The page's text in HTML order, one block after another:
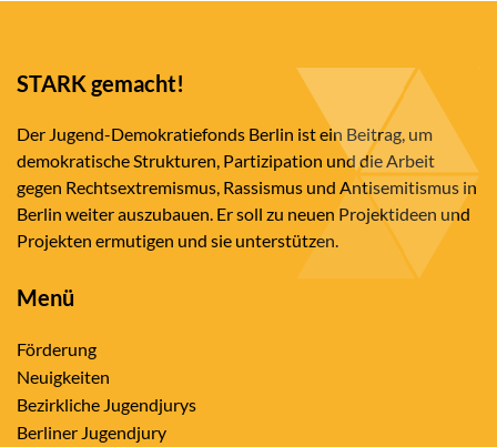
STARK gemacht!
Der Jugend-Demokratiefonds Berlin ist ein Beitrag, um
demokratische Strukturen, Partizipation und die Arbeit
gegen Rechtsextremismus, Rassismus und Antisemitismus in
Berlin weiter auszubauen. Er soll zu neuen Projektideen und
Projekten ermutigen und sie unterstützen.
Menü
Förderung
Neuigkeiten
Bezirkliche Jugendjurys
Berliner Jugendjury